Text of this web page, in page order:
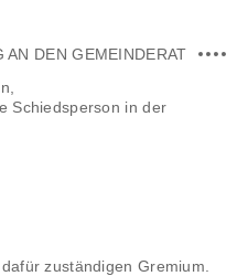
AN DEN GEMEINDERAT
Schiedsperson in der
zuständigen Gremium.